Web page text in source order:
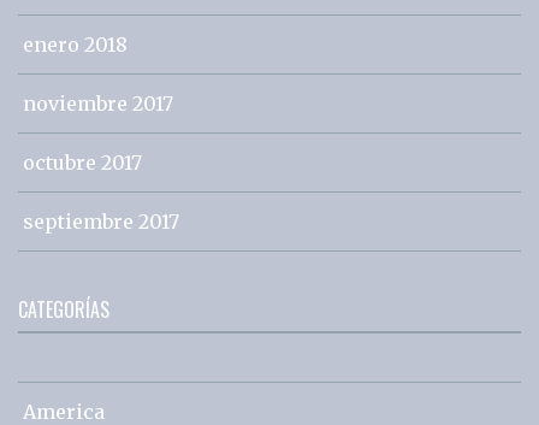
enero 2018
noviembre 2017
octubre 2017
septiembre 2017
CATEGORÍAS
America